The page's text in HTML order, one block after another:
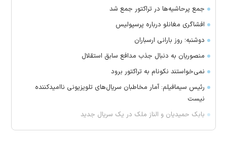
جمع پرحاشیه‌ها در تراکتور جمع شد
افشاگری مغانلو درباره پرسپولیس
دوشنبه؛ روز بارانی ارسباران
منصوریان به دنبال جذب مدافع سابق استقلال
‌نمی‌خواستند نکونام به تراکتور برود
رئیس سیمافیلم: آمار مخاطبان سریال‌های تلویزیونی ناامیدکننده
نیست
بابک حمیدیان و الناز ملک در یک سریال جدید